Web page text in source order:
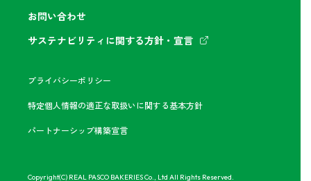
お問い合わせ
サステナビリティに関する方針・宣言
プライバシーポリシー
特定個人情報の適正な取扱いに関する基本方針
パートナーシップ構築宣言
Copyright(C) REAL PASCO BAKERIES Co., Ltd All Rights Reserved.